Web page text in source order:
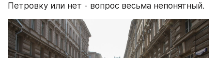
Петровку или нет - вопрос весьма непонятный.